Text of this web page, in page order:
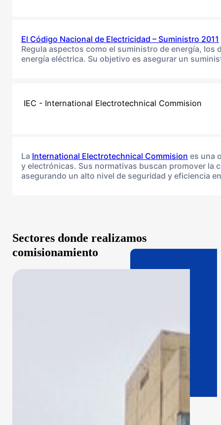
El Código Nacional de Electricidad – Suministro 2011
Regula aspectos como el suministro de energía,
energía eléctrica. Su objetivo es asegurar un
IEC - International Electrotechnical Commision
La International Electrotechnical Commision es una
y electrónicas. Sus normativas buscan promover la
asegurando un alto nivel de seguridad y eficiencia
Sectores donde realizamos
comisionamiento